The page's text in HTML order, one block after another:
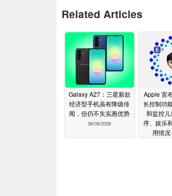
Related Articles
Galaxy A27：三星新款
经济型手机虽有降级传
闻，但仍不失实惠优势
06/09/2026
Apple 宣
长控制功
和监控
序、娱乐
用情况